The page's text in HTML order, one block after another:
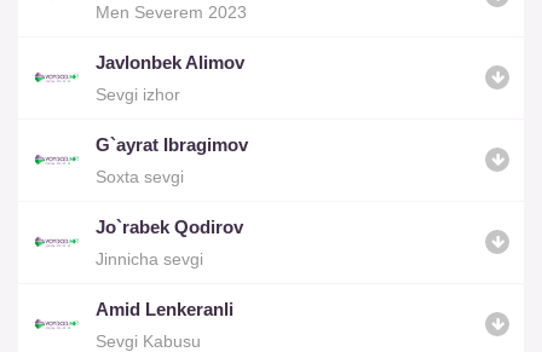
Men Severem 2023
Javlonbek Alimov
Sevgi izhor
G`ayrat Ibragimov
Soxta sevgi
Jo`rabek Qodirov
Jinnicha sevgi
Amid Lenkeranli
Sevgi Kabusu